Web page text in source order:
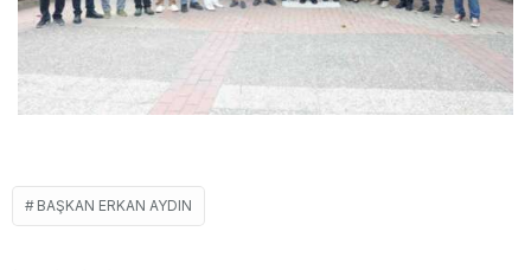
BAŞKAN ERKAN AYDIN